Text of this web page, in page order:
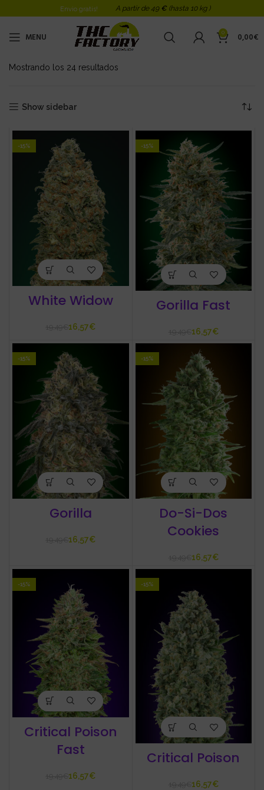
Envio gratis! A partir de 49 € (hasta 10 kg )
MENU 0 0,00€
Mostrando los 24 resultados
Show sidebar
-15%
White Widow
€16,57€
-15%
Gorilla Fast
16,57€
-15%
Gorilla
€16,57€
-15%
Do-Si-Dos
Cookies
16,57€
-15%
Critical Poison
Fast
€16,57€
-15%
Critical Poison
16,57€